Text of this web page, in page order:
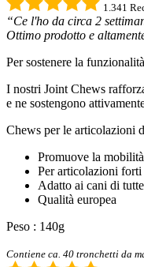
1.341
“Ce l'ho da circa 2
Ottimo prodotto e
Per sostenere la
I nostri Joint Chews
e ne sostengono
Chews per le articolazioni
Promuove la mobilità
Per articolazioni
Adatto ai cani di
Qualità europea
Peso : 140g
Contiene ca. 40 tronchetti da